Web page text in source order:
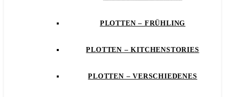
PLOTTEN – FRÜHLING
PLOTTEN – KITCHENSTORIES
PLOTTEN – VERSCHIEDENES